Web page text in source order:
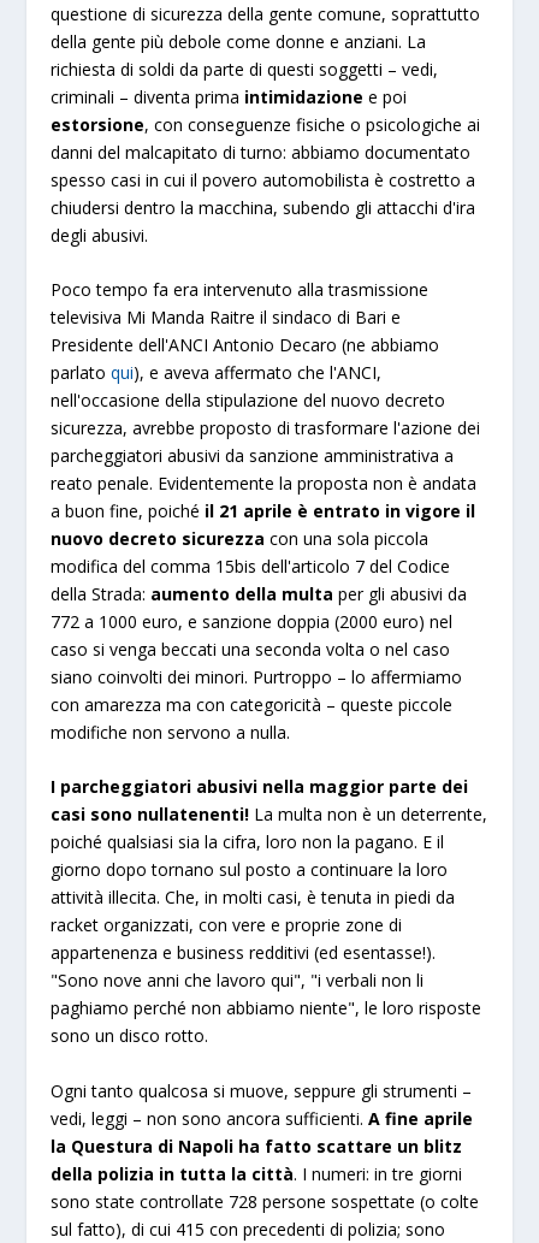
questione di sicurezza della gente comune, soprattutto
della gente più debole come donne e anziani. La
richiesta di soldi da parte di questi soggetti – vedi,
criminali – diventa prima intimidazione e poi
estorsione, con conseguenze fisiche o psicologiche ai
danni del malcapitato di turno: abbiamo documentato
spesso casi in cui il povero automobilista è costretto a
chiudersi dentro la macchina, subendo gli attacchi d'ira
degli abusivi.
Poco tempo fa era intervenuto alla trasmissione
televisiva Mi Manda Raitre il sindaco di Bari e
Presidente dell'ANCI Antonio Decaro (ne abbiamo
parlatoqui), e aveva affermato che l'ANCI,
nell'occasione della stipulazione del nuovo decreto
sicurezza, avrebbe proposto di trasformare l'azione dei
parcheggiatori abusivi da sanzione amministrativa a
reato penale. Evidentemente la proposta non è andata
a buon fine, poiché il 21 aprile è entrato in vigore il
nuovo decreto sicurezza con una sola piccola
modifica del comma 15bis dell'articolo 7 del Codice
della Strada: aumento della multa per gli abusivi da
772 a 1000 euro, e sanzione doppia (2000 euro) nel
caso si venga beccati una seconda volta o nel caso
siano coinvolti dei minori. Purtroppo – lo affermiamo
con amarezza ma con categoricità – queste piccole
modifiche non servono a nulla.
I parcheggiatori abusivi nella maggior parte dei
casi sono nullatenenti! La multa non è un deterrente,
poiché qualsiasi sia la cifra, loro non la pagano. E il
giorno dopo tornano sul posto a continuare la loro
attività illecita. Che, in molti casi, è tenuta in piedi da
racket organizzati, con vere e proprie zone di
appartenenza e business redditivi (ed esentasse!).
"Sono nove anni che lavoro qui", "i verbali non li
paghiamo perché non abbiamo niente", le loro risposte
sono un disco rotto.
Ogni tanto qualcosa si muove, seppure gli strumenti –
vedi, leggi – non sono ancora sufficienti.A fine aprile
la Questura di Napoli ha fatto scattare un blitz
della polizia in tutta la città. I numeri: in tre giorni
sono state controllate 728 persone sospettate (o colte
sul fatto), di cui 415 con precedenti di polizia; sono